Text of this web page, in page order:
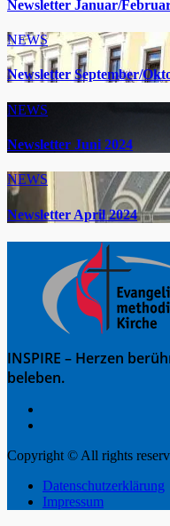
Newsletter Januar/
NEWS
Newsletter September/
NEWS
Newsletter Juni 2024
NEWS
Newsletter April 2024
INSPIRE – Herzen
beleben.
Copyright © All rights
Datenschutzerklärung
Impressum